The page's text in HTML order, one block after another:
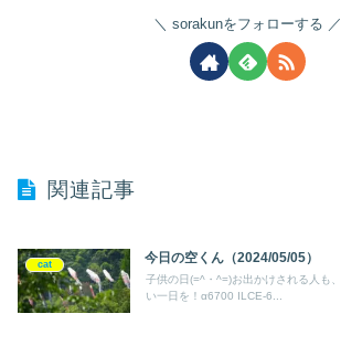
sorakunをフォローする
関連記事
cat 今日の空くん（2024/05/05）
子供の日(=^・^=)お出かけされる人も
い一日を！α6700 ILCE-6...